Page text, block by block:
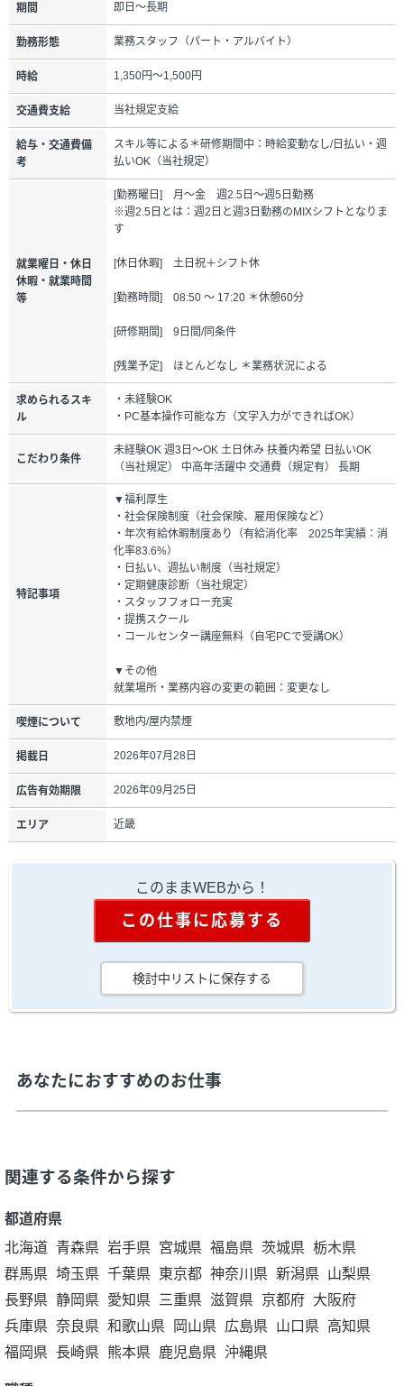
期間 即日～長期
勤務形態 業務スタッフ（パート・アルバイト）
時給 1,350円～1,500円
交通費支給 当社規定支給
給与・交通費備
考
スキル等による＊研修期間中：時給変動なし/日払い・週
払いOK（当社規定）
就業曜日・休日
休暇・就業時間
等
[勤務曜日] 月～金 週2.5日～週5日勤務
※週2.5日とは：週2日と週3日勤務のMIXシフトとなりま
す
[休日休暇] 土日祝＋シフト休
[勤務時間] 08:50 ～ 17:20 ＊休憩60分
[研修期間] 9日間/同条件
[残業予定] ほとんどなし ＊業務状況による
求められるスキ
ル
・未経験OK
・PC基本操作可能な方（文字入力ができればOK）
こだわり条件
未経験OK 週3日～OK 土日休み 扶養内希望 日払いOK
（当社規定） 中高年活躍中 交通費（規定有） 長期
特記事項
▼福利厚生
・社会保険制度（社会保険、雇用保険など）
・年次有給休暇制度あり（有給消化率 2025年実績：消
化率83.6%）
・日払い、週払い制度（当社規定）
・定期健康診断（当社規定）
・スタッフフォロー充実
・提携スクール
・コールセンター講座無料（自宅PCで受講OK）
▼その他
就業場所・業務内容の変更の範囲：変更なし
喫煙について 敷地内/屋内禁煙
掲載日 2026年07月28日
広告有効期限 2026年09月25日
エリア 近畿
このままWEBから！
この仕事に応募する
検討中リストに保存する
あなたにおすすめのお仕事
関連する条件から探す
都道府県
北海道 青森県 岩手県 宮城県 福島県 茨城県 栃木県
群馬県 埼玉県 千葉県 東京都 神奈川県 新潟県 山梨県
長野県 静岡県 愛知県 三重県 滋賀県 京都府 大阪府
兵庫県 奈良県 和歌山県 岡山県 広島県 山口県 高知県
福岡県 長崎県 熊本県 鹿児島県 沖縄県